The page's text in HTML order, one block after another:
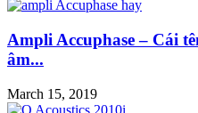
Ampli Accuphase – Cái
âm...
March 15, 2019